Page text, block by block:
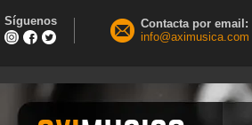
Síguenos
Contacta por email:
info@aximusica.com